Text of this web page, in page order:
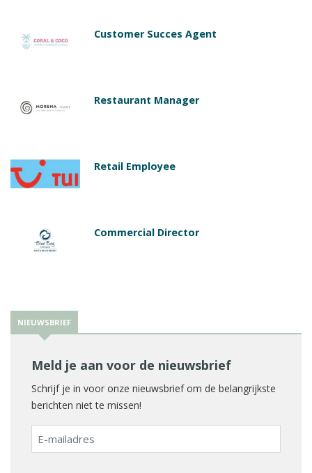
Customer Succes Agent
Restaurant Manager
Retail Employee
Commercial Director
NIEUWSBRIEF
Meld je aan voor de nieuwsbrief
Schrijf je in voor onze nieuwsbrief om de belangrijkste
berichten niet te missen!
E-
mailadres